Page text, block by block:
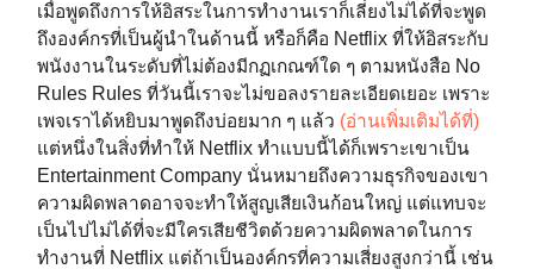
เมื่อพูดถึงการให้อิสระในการทำงานเราก็เลี่ยงไม่ได้ที่จะพูด
ถึงองค์กรที่เป็นผู้นำในด้านนี้ หรือก็คือ Netflix ที่ให้อิสระกับ
พนังงานในระดับที่ไม่ต้องมีกฏเกณฑ์ใด ๆ ตามหนังสือ No
Rules Rules ที่วันนี้เราจะไม่ขอลงรายละเอียดเยอะ เพราะ
เพจเราได้หยิบมาพูดถึงบ่อยมาก ๆ แล้ว (อ่านเพิ่มเติมได้ที่)
แต่หนึ่งในสิ่งที่ทำให้ Netflix ทำแบบนี้ได้ก็เพราะเขาเป็น
Entertainment Company นั่นหมายถึงความธุรกิจของเขา
ความผิดพลาดอาจจะทำให้สูญเสียเงินก้อนใหญ่ แต่แทบจะ
เป็นไปไม่ได้ที่จะมีใครเสียชีวิตด้วยความผิดพลาดในการ
ทำงานที่ Netflix แต่ถ้าเป็นองค์กรที่ความเสี่ยงสูงกว่านี้ เช่น